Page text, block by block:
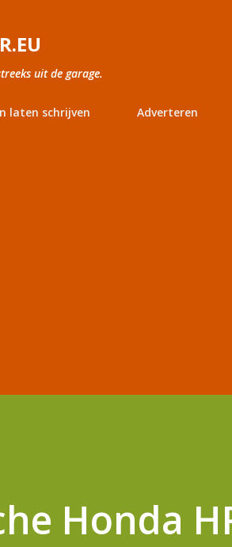
uit de garage.
laten schrijven Adverteren
Honda